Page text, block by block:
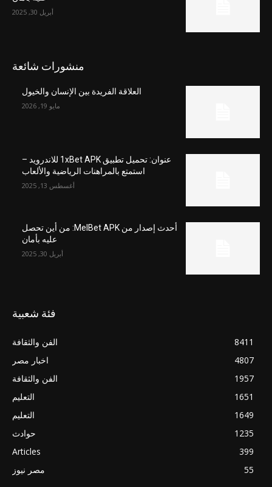
أبريل 30, 2025
منشورات شائعة
العلاقة الفريدة بين الإنسان والخيول
مايو 19, 2026
عنوان: تحميل تطبيق 1xBet APK للاندرويد –
استمتع بالمراهنات الرياضية والألعاب
أغسطس 13, 2025
أحدث إصدار من MelBet APK: من أين تحصل
عليه بأمان
أبريل 30, 2025
فئة شعبية
الفن والثقافة
8411
اخبار مصر
4807
الفن والثقافة
1957
التعليم
1651
التعليم
1649
حوادث
1235
Articles
399
مصر نيوز
55